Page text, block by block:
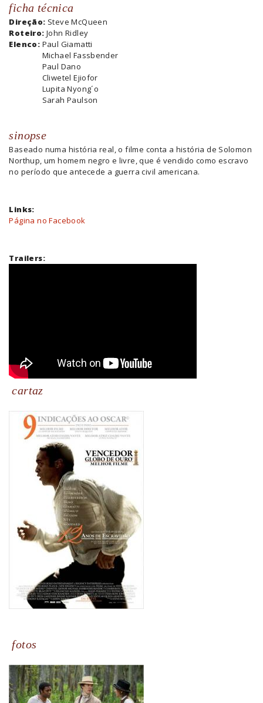
ficha técnica
Direção: Steve McQueen
Roteiro: John Ridley
Elenco: Paul Giamatti
Michael Fassbender
Paul Dano
Cliwetel Ejiofor
Lupita Nyong´o
Sarah Paulson
sinopse
Baseado numa história real, o filme conta a história de Solomon
Northup, um homem negro e livre, que é vendido como escravo
no período que antecede a guerra civil americana.
Links:
Página no Facebook
Trailers:
cartaz
fotos